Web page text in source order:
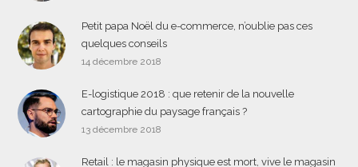
Petit papa Noël du e-commerce, n’oublie pas ces
quelques conseils
14 décembre 2018
E-logistique 2018 : que retenir de la nouvelle
cartographie du paysage français ?
13 décembre 2018
Retail : le magasin physique est mort, vive le magasin